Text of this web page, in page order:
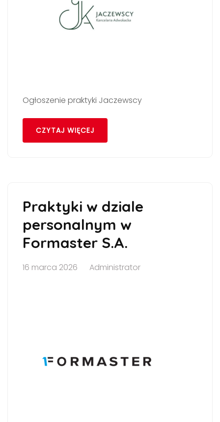
Ogłoszenie praktyki Jaczewscy
CZYTAJ WIĘCEJ
Praktyki w dziale
personalnym w
Formaster S.A.
16 marca 2026 Administrator